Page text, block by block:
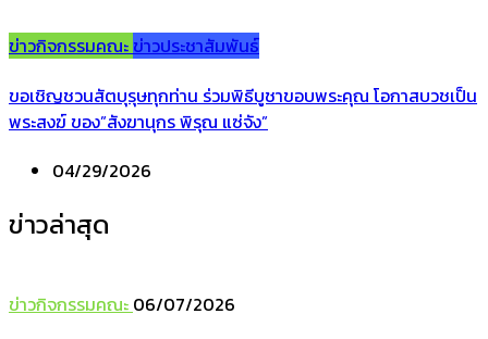
ข่าวกิจกรรมคณะ ข่าวประชาสัมพันธ์
ขอเชิญชวนสัตบุรุษทุกท่าน ร่วมพิธีบูชาขอบพระคุณ โอกาสบวชเป็น
พระสงฆ์ ของ”สังฆานุกร พิรุณ แซ่จัง”
04/29/2026
ข่าวล่าสุด
ข่าวกิจกรรมคณะ 06/07/2026